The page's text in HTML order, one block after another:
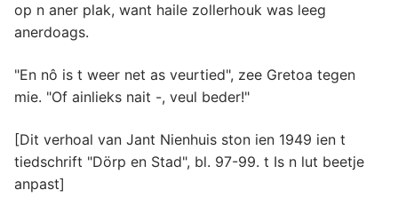
op n aner plak, want haile zollerhouk was leeg
anerdoags.
"En nô is t weer net as veurtied", zee Gretoa tegen
mie. "Of ainlieks nait -, veul beder!"
[Dit verhoal van Jant Nienhuis ston ien 1949 ien t
tiedschrift "Dörp en Stad", bl. 97-99. t Is n lut beetje
anpast]